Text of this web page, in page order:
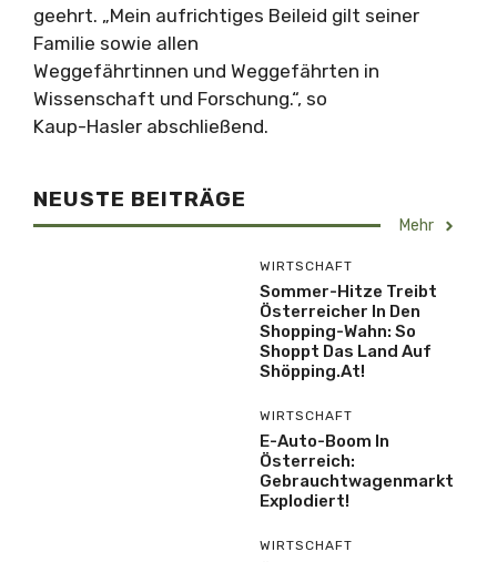
geehrt. „Mein aufrichtiges Beileid gilt seiner
Familie sowie allen
Weggefährtinnen und Weggefährten in
Wissenschaft und Forschung.“, so
Kaup-Hasler abschließend.
NEUSTE BEITRÄGE
Mehr
WIRTSCHAFT
Sommer-Hitze Treibt
Österreicher In Den
Shopping-Wahn: So
Shoppt Das Land Auf
Shöpping.at!
WIRTSCHAFT
E-Auto-Boom In
Österreich:
Gebrauchtwagenmarkt
Explodiert!
WIRTSCHAFT